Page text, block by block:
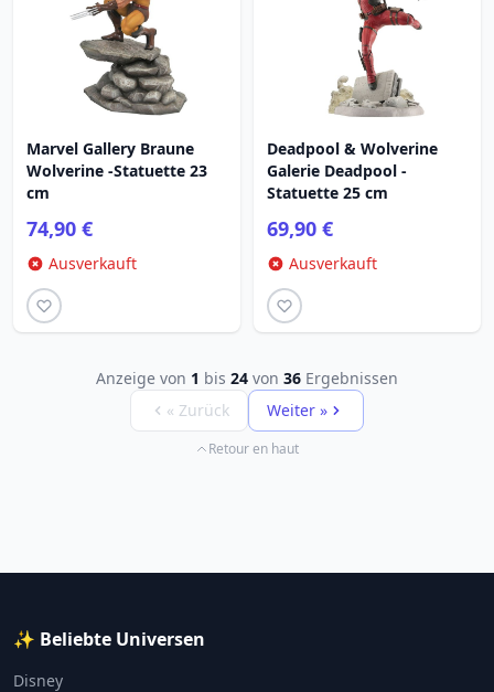
Marvel Gallery Braune
Wolverine -Statuette 23
cm
74,90 €
Ausverkauft
Deadpool & Wolverine
Galerie Deadpool -
Statuette 25 cm
69,90 €
Ausverkauft
Anzeige von 1 bis 24 von 36 Ergebnissen
« Zurück
Weiter »
Retour en haut
✨ Beliebte Universen
Disney